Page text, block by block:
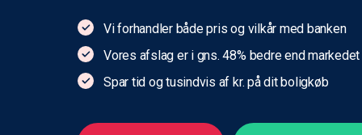
Vi forhandler både pris og vilkår med banken
Vores afslag er i gns. 48% bedre end markedet
Spar tid og tusindvis af kr. på dit boligkøb